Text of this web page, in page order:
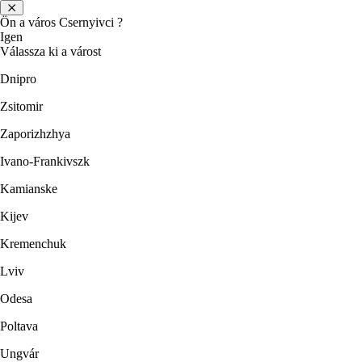
Ön a város Csernyivci ?
Igen
Válassza ki a várost
Dnipro
Zsitomir
Zaporizhzhya
Ivano-Frankivszk
Kamianske
Kijev
Kremenchuk
Lviv
Odesa
Poltava
Ungvár